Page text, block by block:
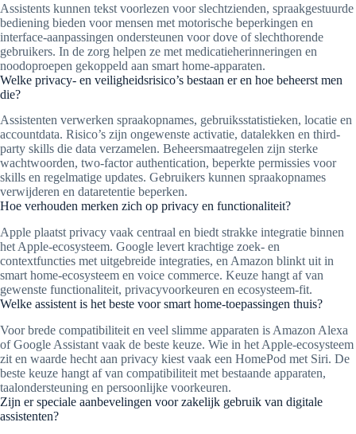
Assistents kunnen tekst voorlezen voor slechtzienden, spraakgestuurde
bediening bieden voor mensen met motorische beperkingen en
interface-aanpassingen ondersteunen voor dove of slechthorende
gebruikers. In de zorg helpen ze met medicatieherinneringen en
noodoproepen gekoppeld aan smart home-apparaten.
Welke privacy- en veiligheidsrisico’s bestaan er en hoe beheerst men
die?
Assistenten verwerken spraakopnames, gebruiksstatistieken, locatie en
accountdata. Risico’s zijn ongewenste activatie, datalekken en third-
party skills die data verzamelen. Beheersmaatregelen zijn sterke
wachtwoorden, two-factor authentication, beperkte permissies voor
skills en regelmatige updates. Gebruikers kunnen spraakopnames
verwijderen en dataretentie beperken.
Hoe verhouden merken zich op privacy en functionaliteit?
Apple plaatst privacy vaak centraal en biedt strakke integratie binnen
het Apple-ecosysteem. Google levert krachtige zoek- en
contextfuncties met uitgebreide integraties, en Amazon blinkt uit in
smart home-ecosysteem en voice commerce. Keuze hangt af van
gewenste functionaliteit, privacyvoorkeuren en ecosysteem-fit.
Welke assistent is het beste voor smart home-toepassingen thuis?
Voor brede compatibiliteit en veel slimme apparaten is Amazon Alexa
of Google Assistant vaak de beste keuze. Wie in het Apple-ecosysteem
zit en waarde hecht aan privacy kiest vaak een HomePod met Siri. De
beste keuze hangt af van compatibiliteit met bestaande apparaten,
taalondersteuning en persoonlijke voorkeuren.
Zijn er speciale aanbevelingen voor zakelijk gebruik van digitale
assistenten?